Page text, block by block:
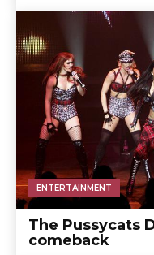
ENTERTAINMENT
The Pussycats
comeback